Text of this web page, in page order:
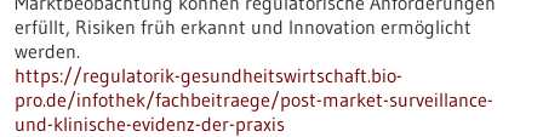
erfüllt, Risiken früh erkannt und Innovation ermöglicht
werden.
https://regulatorik-gesundheitswirtschaft.bio-
pro.de/infothek/fachbeitraege/post-market-surveillance-
und-klinische-evidenz-der-praxis